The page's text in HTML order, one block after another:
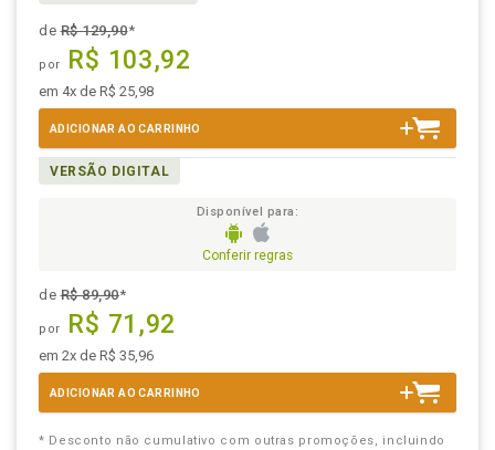
deR$ 129,90*
por R$ 103,92
em 4x de R$ 25,98
ADICIONAR AO CARRINHO
VERSÃO DIGITAL
Disponível para:
Conferir regras
deR$ 89,90*
por R$ 71,92
em 2x de R$ 35,96
ADICIONAR AO CARRINHO
* Desconto não cumulativo com outras promoções, incluindo